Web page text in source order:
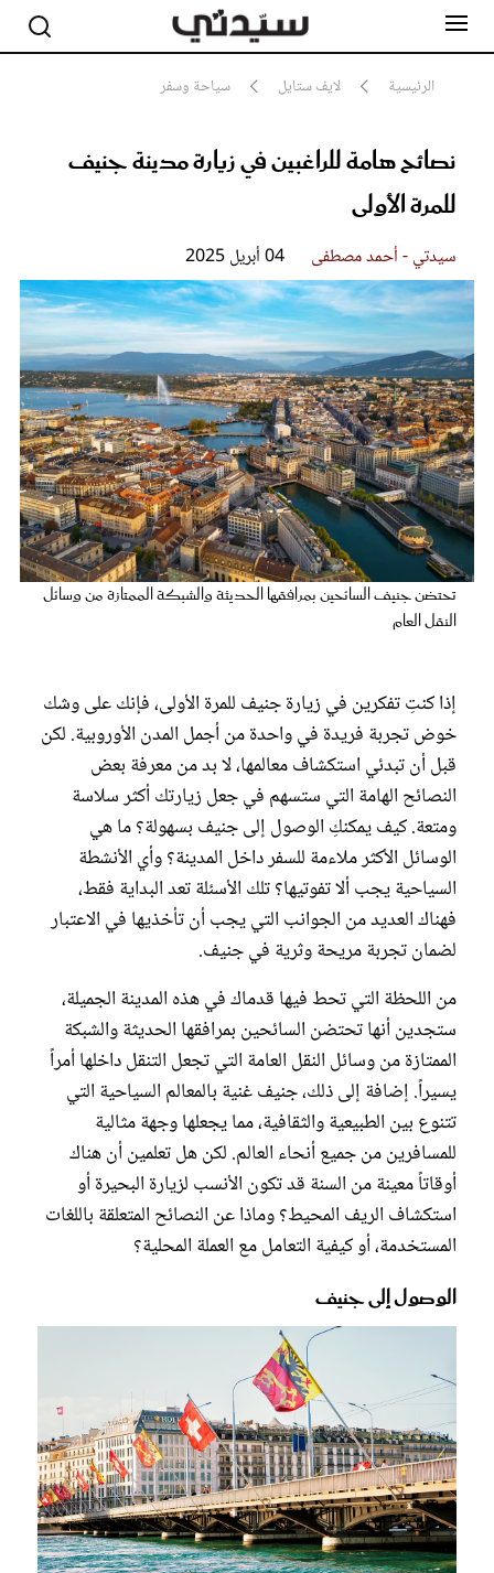
الرئيسية لايف ستايل سياحة وسفر
نصائح هامة للراغبين في زيارة مدينة جنيف
للمرة الأولى
سيدتي - أحمد مصطفى 04 أبريل 2025
تحتضن جنيف السائحين بمرافقها الحديثة والشبكة الممتازة من وسائل
النقل العام
إذا كنتِ تفكرين في زيارة جنيف للمرة الأولى، فإنك على وشك
خوض تجربة فريدة في واحدة من أجمل المدن الأوروبية. لكن
قبل أن تبدئي استكشاف معالمها، لا بد من معرفة بعض
النصائح الهامة التي ستسهم في جعل زيارتك أكثر سلاسة
ومتعة. كيف يمكنكِ الوصول إلى جنيف بسهولة؟ ما هي
الوسائل الأكثر ملاءمة للسفر داخل المدينة؟ وأي الأنشطة
السياحية يجب ألا تفوتيها؟ تلك الأسئلة تعد البداية فقط،
فهناك العديد من الجوانب التي يجب أن تأخذيها في الاعتبار
لضمان تجربة مريحة وثرية في جنيف.
من اللحظة التي تحط فيها قدماك في هذه المدينة الجميلة،
ستجدين أنها تحتضن السائحين بمرافقها الحديثة والشبكة
الممتازة من وسائل النقل العامة التي تجعل التنقل داخلها أمراً
يسيراً. إضافة إلى ذلك، جنيف غنية بالمعالم السياحية التي
تتنوع بين الطبيعية والثقافية، مما يجعلها وجهة مثالية
للمسافرين من جميع أنحاء العالم. لكن هل تعلمين أن هناك
أوقاتاً معينة من السنة قد تكون الأنسب لزيارة البحيرة أو
استكشاف الريف المحيط؟ وماذا عن النصائح المتعلقة باللغات
المستخدمة، أو كيفية التعامل مع العملة المحلية؟
الوصول إلى جنيف
مشاهير
جمال
سيدتي وطفلك
لايف ستايل
بلس+
فيديو
مطبخ سيدتي
مقالات الرأي
ستايل
تقارير
عروس سيدتي
مجلة سيدتي
غلاف رفمي